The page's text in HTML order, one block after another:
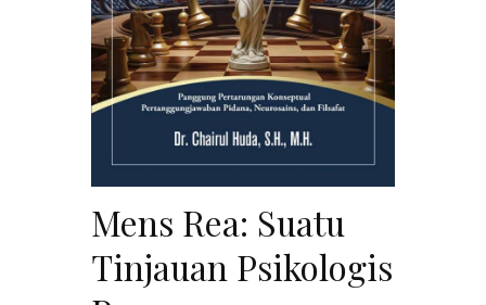
Mens Rea: Suatu
Tinjauan Psikologis